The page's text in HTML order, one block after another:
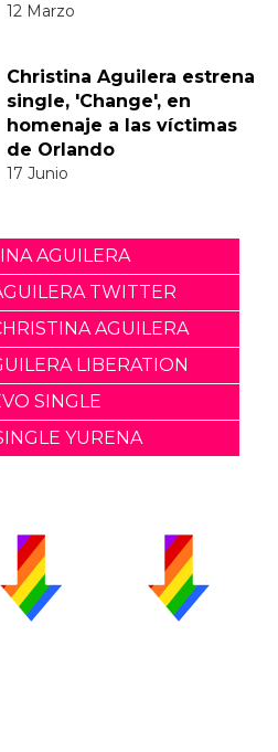
12 Marzo
Christina Aguilera estrena
single, 'Change', en
homenaje a las víctimas
de Orlando
17 Junio
AGUILERA
TWITTER
AGUILERA
LIBERATION
SINGLE
YURENA